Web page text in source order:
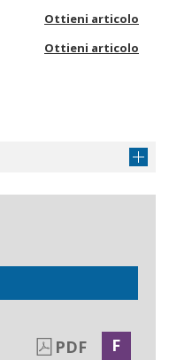
Ottieni articolo
Ottieni articolo
PDF F